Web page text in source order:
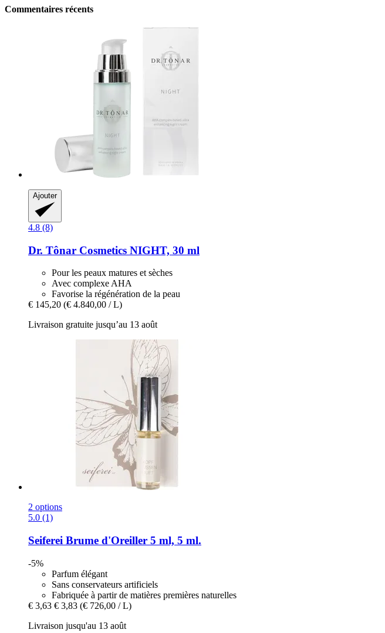
Commentaires récents
Ajouter
4.8 (8)
Dr. Tônar Cosmetics NIGHT, 30 ml
Pour les peaux matures et sèches
Avec complexe AHA
Favorise la régénération de la peau
€ 145,20 (€ 4.840,00 / L)
Livraison gratuite jusqu’au 13 août
2 options
5.0 (1)
Seiferei Brume d'Oreiller 5 ml, 5 ml.
-5%
Parfum élégant
Sans conservateurs artificiels
Fabriquée à partir de matières premières naturelles
€ 3,63 € 3,83 (€ 726,00 / L)
Livraison jusqu'au 13 août